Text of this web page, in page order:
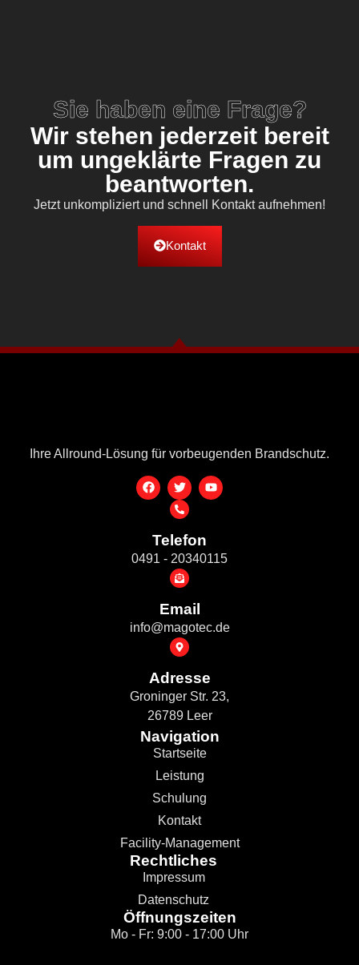
Sie haben eine Frage?
Wir stehen jederzeit bereit
um ungeklärte Fragen zu
beantworten.
Jetzt unkompliziert und schnell Kontakt aufnehmen!
Kontakt
Ihre Allround-Lösung für vorbeugenden Brandschutz.
Telefon
0491 - 20340115
Email
info@magotec.de
Adresse
Groninger Str. 23,
26789 Leer
Navigation
Startseite
Leistung
Schulung
Kontakt
Facility-Management
Rechtliches
Impressum
Datenschutz
Öffnungszeiten
Mo - Fr: 9:00 - 17:00 Uhr